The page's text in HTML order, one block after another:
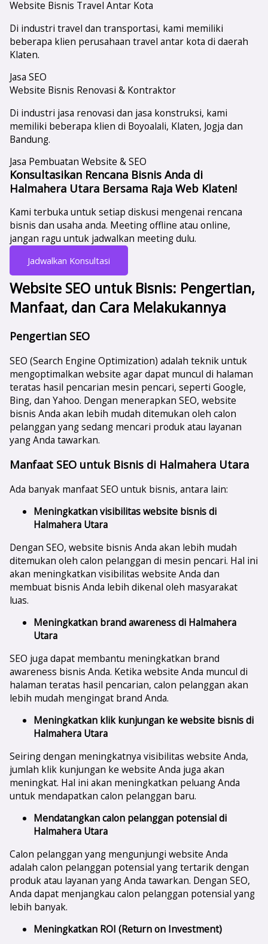
Website Bisnis Travel Antar Kota
Di industri travel dan transportasi, kami memiliki
beberapa klien perusahaan travel antar kota di daerah
Klaten.
Jasa SEO
Website Bisnis Renovasi & Kontraktor
Di industri jasa renovasi dan jasa konstruksi, kami
memiliki beberapa klien di Boyoalali, Klaten, Jogja dan
Bandung.
Jasa Pembuatan Website & SEO
Konsultasikan Rencana Bisnis Anda di
Halmahera Utara Bersama Raja Web Klaten!
Kami terbuka untuk setiap diskusi mengenai rencana
bisnis dan usaha anda. Meeting offline atau online,
jangan ragu untuk jadwalkan meeting dulu.
Jadwalkan Konsultasi
Website SEO untuk Bisnis: Pengertian,
Manfaat, dan Cara Melakukannya
Pengertian SEO
SEO (Search Engine Optimization) adalah teknik untuk
mengoptimalkan website agar dapat muncul di halaman
teratas hasil pencarian mesin pencari, seperti Google,
Bing, dan Yahoo. Dengan menerapkan SEO, website
bisnis Anda akan lebih mudah ditemukan oleh calon
pelanggan yang sedang mencari produk atau layanan
yang Anda tawarkan.
Manfaat SEO untuk Bisnis di Halmahera Utara
Ada banyak manfaat SEO untuk bisnis, antara lain:
Meningkatkan visibilitas website bisnis di
Halmahera Utara
Dengan SEO, website bisnis Anda akan lebih mudah
ditemukan oleh calon pelanggan di mesin pencari. Hal ini
akan meningkatkan visibilitas website Anda dan
membuat bisnis Anda lebih dikenal oleh masyarakat
luas.
Meningkatkan brand awareness di Halmahera
Utara
SEO juga dapat membantu meningkatkan brand
awareness bisnis Anda. Ketika website Anda muncul di
halaman teratas hasil pencarian, calon pelanggan akan
lebih mudah mengingat brand Anda.
Meningkatkan klik kunjungan ke website bisnis di
Halmahera Utara
Seiring dengan meningkatnya visibilitas website Anda,
jumlah klik kunjungan ke website Anda juga akan
meningkat. Hal ini akan meningkatkan peluang Anda
untuk mendapatkan calon pelanggan baru.
Mendatangkan calon pelanggan potensial di
Halmahera Utara
Calon pelanggan yang mengunjungi website Anda
adalah calon pelanggan potensial yang tertarik dengan
produk atau layanan yang Anda tawarkan. Dengan SEO,
Anda dapat menjangkau calon pelanggan potensial yang
lebih banyak.
Meningkatkan ROI (Return on Investment)